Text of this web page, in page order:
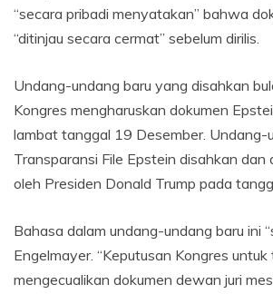
“secara pribadi menyatakan” bahwa
“ditinjau secara cermat” sebelum dirilis.
Undang-undang baru yang disahkan
Kongres mengharuskan dokumen
lambat tanggal 19 Desember. Undang-
Transparansi File Epstein disahkan dan
oleh Presiden Donald Trump pada
Bahasa dalam undang-undang baru ini
Engelmayer. “Keputusan Kongres untuk
mengecualikan dokumen dewan juri